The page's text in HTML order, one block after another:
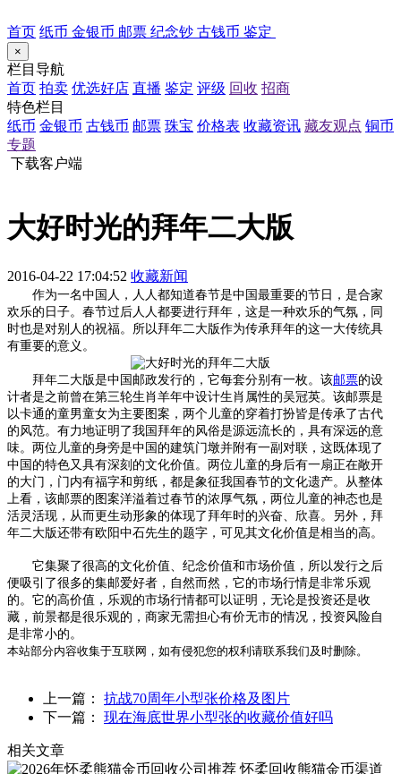
首页 纸币 金银币 邮票 纪念钞 古钱币 鉴定
×
栏目导航
首页 拍卖 优选好店 直播 鉴定 评级 回收 招商
特色栏目
纸币 金银币 古钱币 邮票 珠宝 价格表 收藏资讯 藏友观点 铜币
专题
下载客户端
大好时光的拜年二大版
2016-04-22 17:04:52 收藏新闻
作为一名中国人，人人都知道春节是中国最重要的节日，是合家
欢乐的日子。春节过后人人都要进行拜年，这是一种欢乐的气氛，同
时也是对别人的祝福。所以拜年二大版作为传承拜年的这一大传统具
有重要的意义。
拜年二大版是中国邮政发行的，它每套分别有一枚。该邮票的设
计者是之前曾在第三轮生肖羊年中设计生肖属性的吴冠英。该邮票是
以卡通的童男童女为主要图案，两个儿童的穿着打扮皆是传承了古代
的风范。有力地证明了我国拜年的风俗是源远流长的，具有深远的意
味。两位儿童的身旁是中国的建筑门墩并附有一副对联，这既体现了
中国的特色又具有深刻的文化价值。两位儿童的身后有一扇正在敞开
的大门，门内有福字和剪纸，都是象征我国春节的文化遗产。从整体
上看，该邮票的图案洋溢着过春节的浓厚气氛，两位儿童的神态也是
活灵活现，从而更生动形象的体现了拜年时的兴奋、欣喜。另外，拜
年二大版还带有欧阳中石先生的题字，可见其文化价值是相当的高。
它集聚了很高的文化价值、纪念价值和市场价值，所以发行之后
便吸引了很多的集邮爱好者，自然而然，它的市场行情是非常乐观
的。它的高价值，乐观的市场行情都可以证明，无论是投资还是收
藏，前景都是很乐观的，商家无需担心有价无市的情况，投资风险自
是非常小的。
本站部分内容收集于互联网，如有侵犯您的权利请联系我们及时删除。
上一篇： 抗战70周年小型张价格及图片
下一篇： 现在海底世界小型张的收藏价值好吗
相关文章